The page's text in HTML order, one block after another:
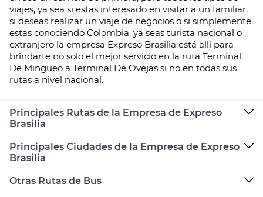
viajes, ya sea si estas interesado en visitar a un familiar,
si deseas realizar un viaje de negocios o si simplemente
estas conociendo Colombia, ya seas turista nacional o
extranjero la empresa Expreso Brasilia está allí para
brindarte no solo el mejor servicio en la ruta Terminal
De Mingueo a Terminal De Ovejas si no en todas sus
rutas a nivel nacional.
Principales Rutas de la Empresa de Expreso
Brasilia
Principales Ciudades de la Empresa de Expreso
Brasilia
Otras Rutas de Bus